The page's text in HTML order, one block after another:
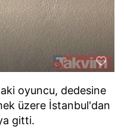
oyuncu, dedesine
üzere İstanbul'dan
gitti.